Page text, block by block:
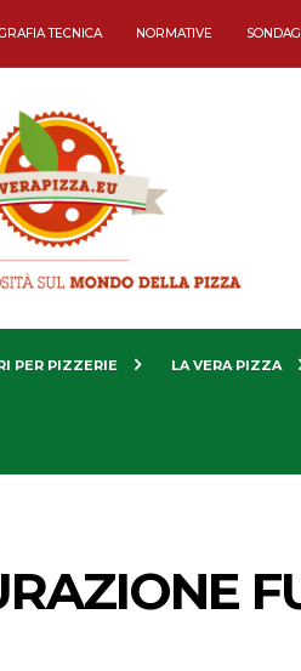
TECNICA NORMATIVE
PER PIZZERIE LA VERA PIZZA